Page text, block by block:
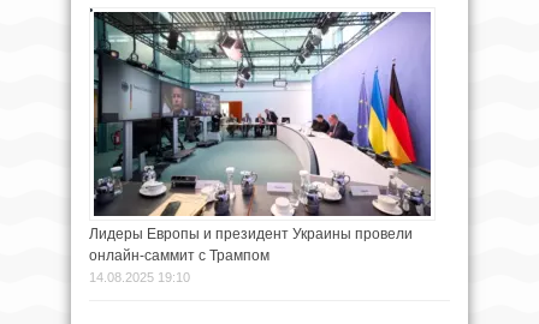
Лидеры Европы и президент Украины провели
онлайн-саммит с Трампом
14.08.2025 19:10